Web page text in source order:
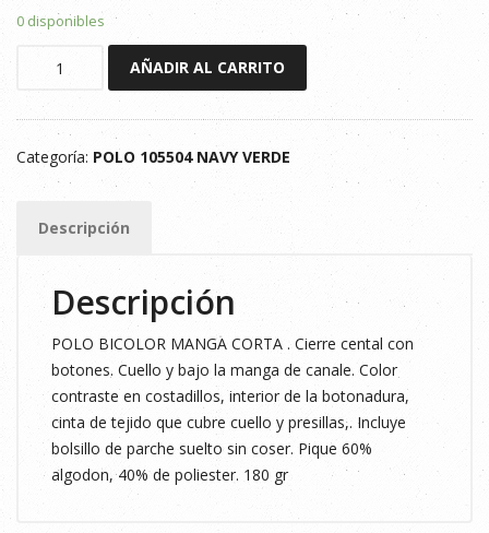
0 disponibles
BICOLOR
105504
AZUL
NAVY/VERDE
3XL
AÑADIR AL CARRITO
Categoría: POLO 105504 NAVY VERDE
Descripción
Descripción
POLO BICOLOR MANGA CORTA . Cierre cental con
botones. Cuello y bajo la manga de canale. Color
contraste en costadillos, interior de la botonadura,
cinta de tejido que cubre cuello y presillas,. Incluye
bolsillo de parche suelto sin coser. Pique 60%
algodon, 40% de poliester. 180 gr